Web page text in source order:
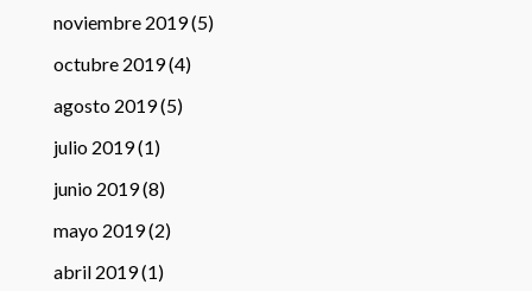
noviembre 2019(5)
octubre 2019(4)
agosto 2019(5)
julio 2019(1)
junio 2019(8)
mayo 2019(2)
abril 2019(1)